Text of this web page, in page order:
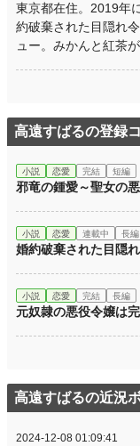
東京都在住。2019年
約破棄された目隠れ
ュー。みかんと紅茶が
高遠すばるの登録
小説 恋愛 完結 短編
邪竜の鍾愛～聖女の
小説 恋愛 連載中 長編
婚約破棄された目隠
小説 恋愛 完結 長編
元奴隷の悪役令嬢は
高遠すばるの近況
2024-12-08 01:09:41